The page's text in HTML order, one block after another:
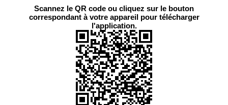
Scannez le QR code ou cliquez sur le bouton
correspondant à votre appareil pour télécharger
l'application.